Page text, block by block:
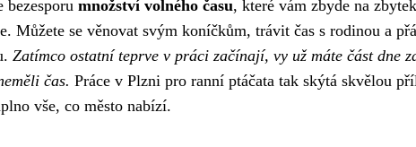
bezesporu množství volného času, které vám zbyde na
Můžete se věnovat svým koníčkům, trávit čas s rodinou a
Zatímco ostatní teprve v práci začínají, vy už máte část dne
čas. Práce v Plzni pro ranní ptáčata tak skýtá skvělou
vše, co město nabízí.